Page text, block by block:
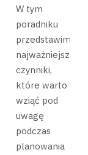
W tym
poradniku
przedstawimy
najważniejsze
czynniki,
które warto
wziąć pod
uwagę
podczas
planowania